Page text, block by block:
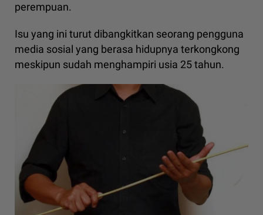
perempuan.
Isu yang ini turut dibangkitkan seorang pengguna
media sosial yang berasa hidupnya terkongkong
meskipun sudah menghampiri usia 25 tahun.